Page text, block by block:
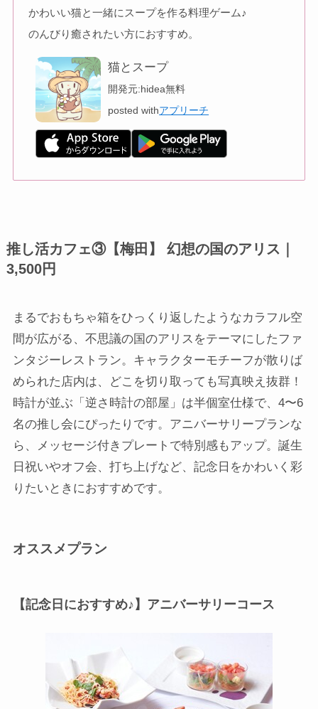
かわいい猫と一緒にスープを作る料理ゲーム♪
のんびり癒されたい方におすすめ。
猫とスープ
開発元:hidea無料
posted withアプリーチ
推し活カフェ③【梅田】 幻想の国のアリス｜
3,500円
まるでおもちゃ箱をひっくり返したようなカラフル空
間が広がる、不思議の国のアリスをテーマにしたファ
ンタジーレストラン。キャラクターモチーフが散りば
められた店内は、どこを切り取っても写真映え抜群！
時計が並ぶ「逆さ時計の部屋」は半個室仕様で、4〜6
名の推し会にぴったりです。アニバーサリープランな
ら、メッセージ付きプレートで特別感もアップ。誕生
日祝いやオフ会、打ち上げなど、記念日をかわいく彩
りたいときにおすすめです。
オススメプラン
【記念日におすすめ♪】アニバーサリーコース